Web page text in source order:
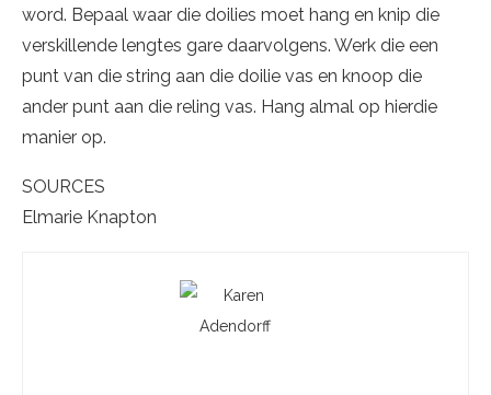
word. Bepaal waar die doilies moet hang en knip die
verskillende lengtes gare daarvolgens. Werk die een
punt van die string aan die doilie vas en knoop die
ander punt aan die reling vas. Hang almal op hierdie
manier op.
SOURCES
Elmarie Knapton